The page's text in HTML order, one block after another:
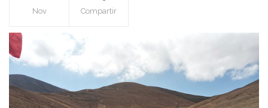
Nov Compartir